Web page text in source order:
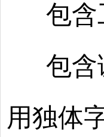
包含
包含
用独体